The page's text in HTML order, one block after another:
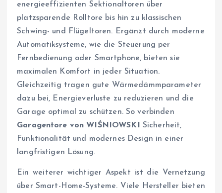
energieeffizienten Sektionaltoren über
platzsparende Rolltore bis hin zu klassischen
Schwing- und Flügeltoren. Ergänzt durch moderne
Automatiksysteme, wie die Steuerung per
Fernbedienung oder Smartphone, bieten sie
maximalen Komfort in jeder Situation.
Gleichzeitig tragen gute Wärmedämmparameter
dazu bei, Energieverluste zu reduzieren und die
Garage optimal zu schützen. So verbinden
Garagentore von WIŚNIOWSKI Sicherheit,
Funktionalität und modernes Design in einer
langfristigen Lösung.
Ein weiterer wichtiger Aspekt ist die Vernetzung
über Smart-Home-Systeme. Viele Hersteller bieten